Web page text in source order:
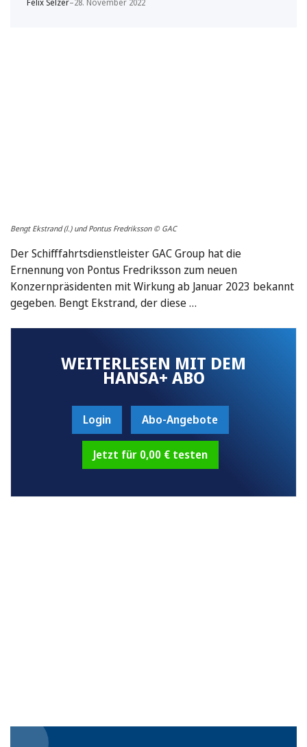
Bengt Ekstrand (l.) und Pontus Fredriksson © GAC
Der Schifffahrtsdienstleister GAC Group hat die
Ernennung von Pontus Fredriksson zum neuen
Konzernpräsidenten mit Wirkung ab Januar 2023 bekannt
gegeben. Bengt Ekstrand, der diese …
WEITERLESEN MIT DEM
HANSA+ ABO
Login Abo-Angebote
Jetzt für 0,00 € testen